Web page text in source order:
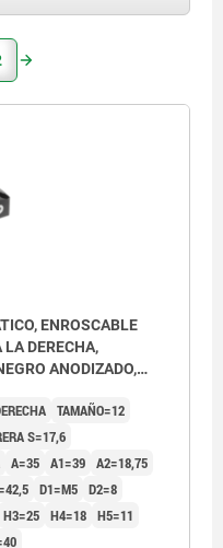
ENROSCABLE
DERECHA,
ANODIZADO,
TAMAÑO=12
S=17,6
A=35 A1=39 A2=18,75
D1=M5 D2=8
H3=25 H4=18 H5=11